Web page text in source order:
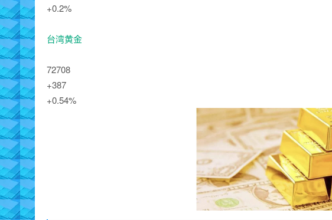
+0.2%
台湾黄金
72708
+387
+0.54%